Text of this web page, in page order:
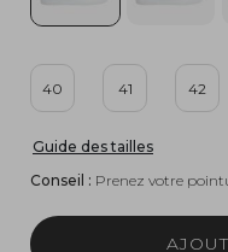
40 41 42
Guide des tailles
Conseil : Prenez votre